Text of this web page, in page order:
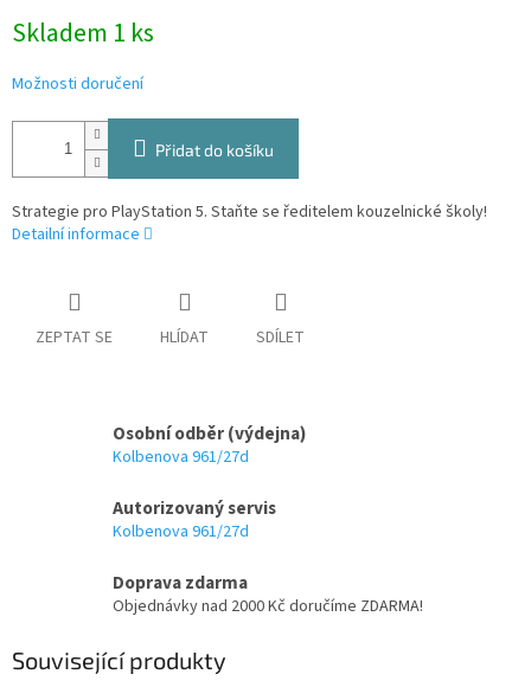
cena:
Skladem 1 ks
Možnosti doručení
Přidat do košíku
Strategie pro PlayStation 5. Staňte se ředitelem kouzelnické školy!
Detailní informace
ZEPTAT SE HLÍDAT SDÍLET
Osobní odběr (výdejna)
Kolbenova 961/27d
Autorizovaný servis
Kolbenova 961/27d
Doprava zdarma
Objednávky nad 2000 Kč doručíme ZDARMA!
Související produkty